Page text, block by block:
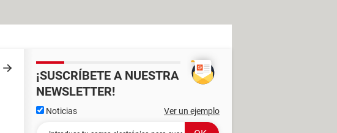
¡SUSCRÍBETE A NUESTRA
NEWSLETTER!
Noticias Ver un ejemplo